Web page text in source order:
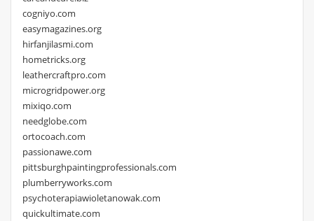
cogniyo.com
easymagazines.org
hirfanjilasmi.com
hometricks.org
leathercraftpro.com
microgridpower.org
mixiqo.com
needglobe.com
ortocoach.com
passionawe.com
pittsburghpaintingprofessionals.com
plumberryworks.com
psychoterapiawioletanowak.com
quickultimate.com